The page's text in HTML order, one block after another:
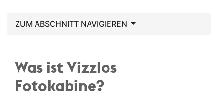
ZUM ABSCHNITT NAVIGIEREN
Was ist Vizzlos
Fotokabine?